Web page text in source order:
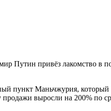
Путин привёз лакомство в
пункт Маньчжурия,
выросли на 200% по